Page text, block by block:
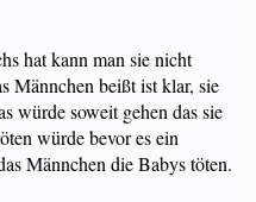
hat kann man sie nicht
Männchen beißt ist klar, sie
würde soweit gehen das sie
würde bevor es ein
Männchen die Babys töten.